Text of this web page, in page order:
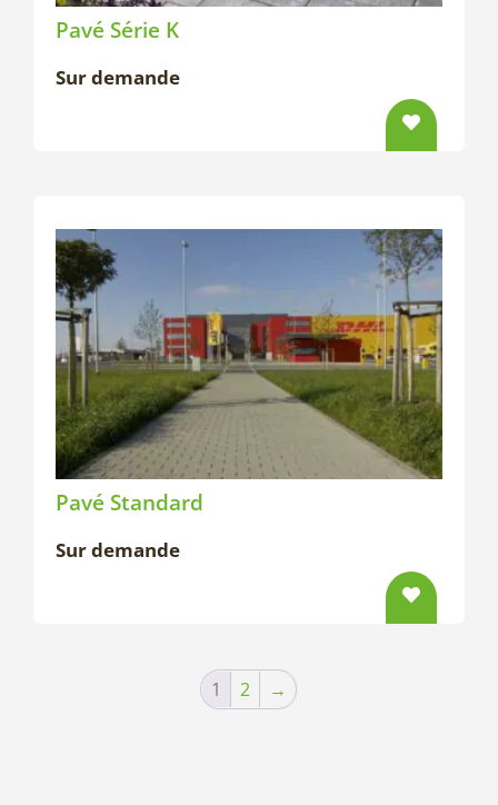
Pavé Série K
Sur demande
Pavé Standard
Sur demande
1 2 →